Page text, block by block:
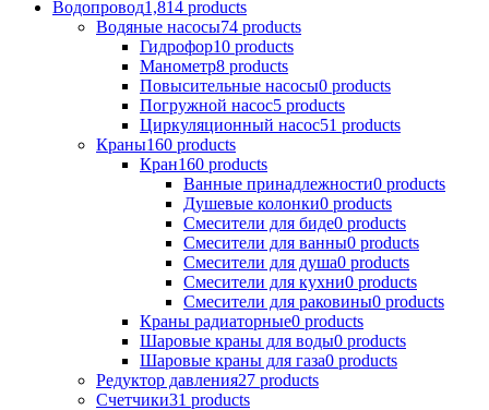
Водопровод1,814 products
Водяные насосы74 products
Гидрофор10 products
Манометр8 products
Повысительные насосы0 products
Погружной насос5 products
Циркуляционный насос51 products
Краны160 products
Кран160 products
Ванные принадлежности0 products
Душевые колонки0 products
Смесители для биде0 products
Смесители для ванны0 products
Смесители для душа0 products
Смесители для кухни0 products
Смесители для раковины0 products
Краны радиаторные0 products
Шаровые краны для воды0 products
Шаровые краны для газа0 products
Редуктор давления27 products
Счетчики31 products